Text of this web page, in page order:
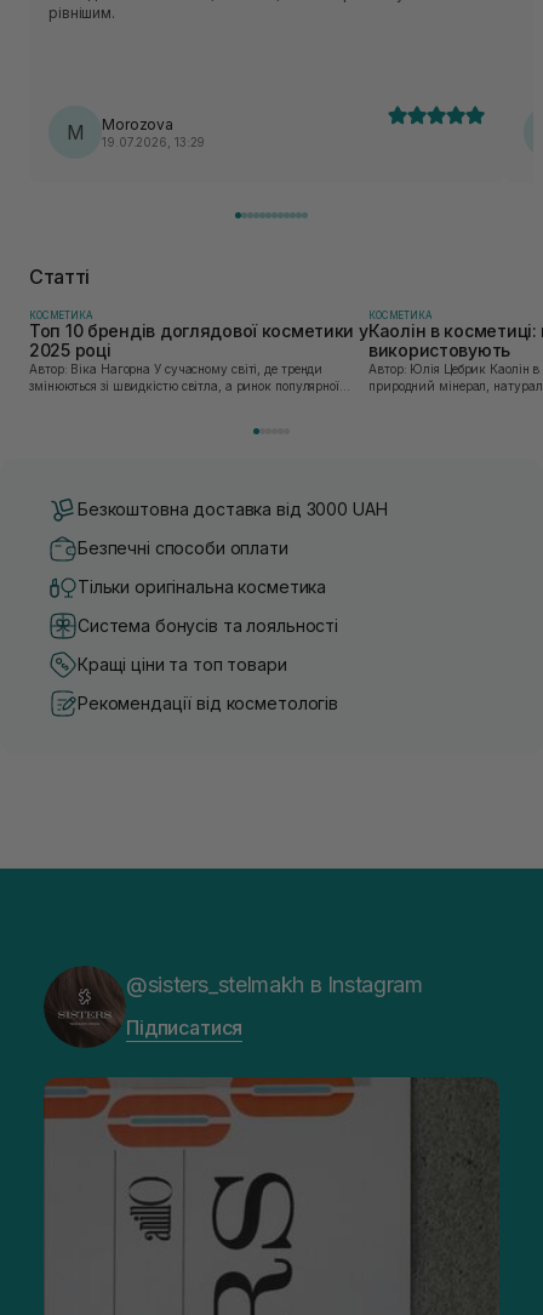
рівнішим.
M Morozova
19.07.2026, 13:29
Статті
КОСМЕТИКА
Топ 10 брендів доглядової косметики у
2025 році
Автор: Віка Нагорна У сучасному світі, де тренди
змінюються зі швидкістю світла, а ринок популярної
КОСМЕТИКА
Каолін в
використовують
Автор: Юлія Цебрик Каолін в косметології – це
природний мінерал,
Безкоштовна доставка від 3000 UAH
Безпечні способи оплати
Тільки оригінальна косметика
Система бонусів та лояльності
Кращі ціни та топ товари
Рекомендації від косметологів
@sisters_stelmakh в Instagram
Підписатися